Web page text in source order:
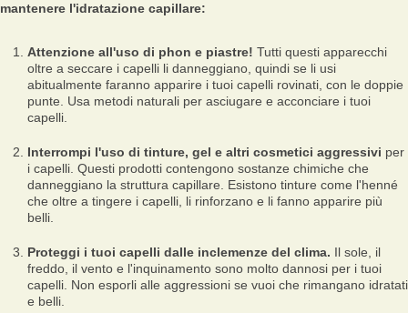
mantenere l'idratazione capillare:
Attenzione all'uso di phon e piastre! Tutti questi apparecchi
oltre a seccare i capelli li danneggiano, quindi se li usi
abitualmente faranno apparire i tuoi capelli rovinati, con le doppie
punte. Usa metodi naturali per asciugare e acconciare i tuoi
capelli.
Interrompi l'uso di tinture, gel e altri cosmetici aggressivi per
i capelli. Questi prodotti contengono sostanze chimiche che
danneggiano la struttura capillare. Esistono tinture come l'henné
che oltre a tingere i capelli, li rinforzano e li fanno apparire più
belli.
Proteggi i tuoi capelli dalle inclemenze del clima. Il sole, il
freddo, il vento e l'inquinamento sono molto dannosi per i tuoi
capelli. Non esporli alle aggressioni se vuoi che rimangano idratati
e belli.